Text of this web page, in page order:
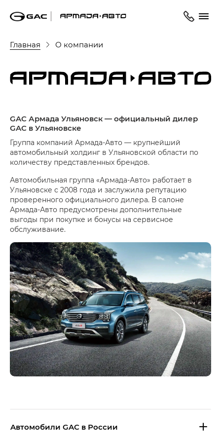
Главная О компании
GAC Армада Ульяновск — официальный дилер
GAC в Ульяновске
Группа компаний Армада-Авто — крупнейший
автомобильный холдинг в Ульяновской области по
количеству представленных брендов.
Автомобильная группа «Армада-Авто» работает в
Ульяновске с 2008 года и заслужила репутацию
проверенного официального дилера. В салоне
Армада-Авто предусмотрены дополнительные
выгоды при покупке и бонусы на сервисное
обслуживание.
Aвтомобили GAC в России